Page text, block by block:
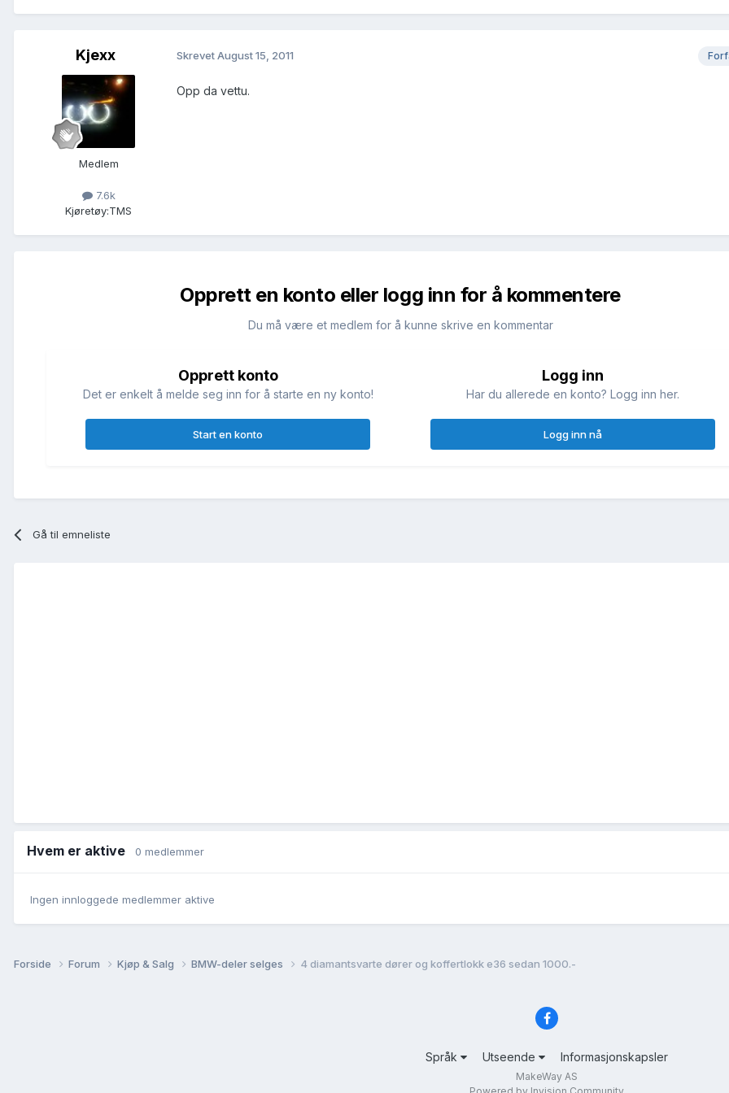
Kjexx
Medlem
7.6k
Kjøretøy:TMS
SkrevetAugust 15, 2011
Opp da vettu.
Opprett en konto eller logg inn for å kommentere
Du må være et medlem for å kunne skrive en kommentar
Opprett konto
Det er enkelt å melde seg inn for å starte en ny konto!
Start en konto
Logg inn
Har du allerede en konto? Logg inn her.
Logg inn nå
Gå til emneliste
Hvem er aktive 0 medlemmer
Ingen innloggede medlemmer aktive
Forside Forum Kjøp & Salg BMW-deler selges 4 diamantsvarte dører og koffertlokk e36 sedan 1000.-
Språk Utseende Informasjonskapsler
MakeWay AS